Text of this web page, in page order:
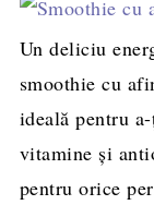
Un deliciu
smoothie cu
ideală pentru
vitamine și
pentru orice